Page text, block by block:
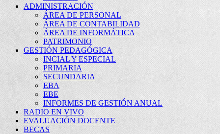
ADMINISTRACIÓN
ÁREA DE PERSONAL
ÁREA DE CONTABILIDAD
ÁREA DE INFORMÁTICA
PATRIMONIO
GESTIÓN PEDAGÓGICA
INCIAL Y ESPECIAL
PRIMARIA
SECUNDARIA
EBA
EBE
INFORMES DE GESTIÓN ANUAL
RADIO EN VIVO
EVALUACIÓN DOCENTE
BECAS